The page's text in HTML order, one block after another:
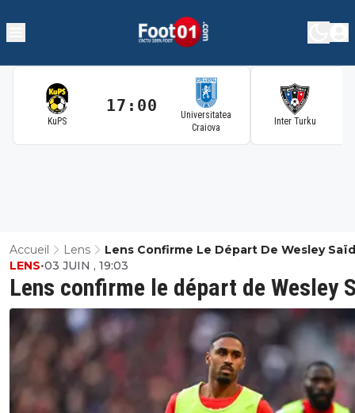
KuPS
17:00
Universitatea
Craiova
Inter Turku
Accueil Lens Lens Confirme Le Départ De Wesley Saïd
Lens confirme le départ de Wesley
LENS•03 JUIN , 19:03